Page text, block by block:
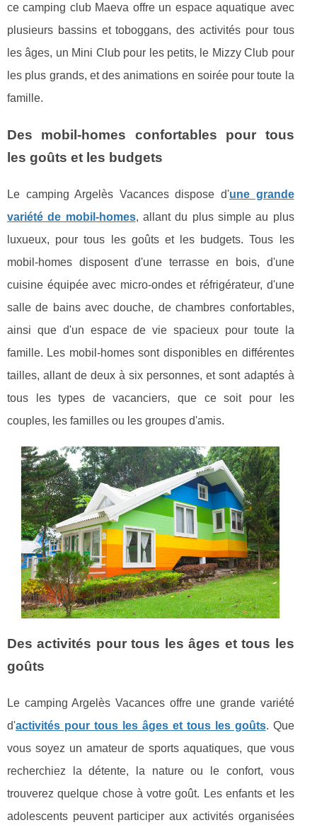
ce camping club Maeva offre un espace aquatique avec
plusieurs bassins et toboggans, des activités pour tous
les âges, un Mini Club pour les petits, le Mizzy Club pour
les plus grands, et des animations en soirée pour toute la
famille.
Des mobil-homes confortables pour tous
les goûts et les budgets
Le camping Argelès Vacances dispose d'une grande
variété de mobil-homes, allant du plus simple au plus
luxueux, pour tous les goûts et les budgets. Tous les
mobil-homes disposent d'une terrasse en bois, d'une
cuisine équipée avec micro-ondes et réfrigérateur, d'une
salle de bains avec douche, de chambres confortables,
ainsi que d'un espace de vie spacieux pour toute la
famille. Les mobil-homes sont disponibles en différentes
tailles, allant de deux à six personnes, et sont adaptés à
tous les types de vacanciers, que ce soit pour les
couples, les familles ou les groupes d'amis.
Des activités pour tous les âges et tous les
goûts
Le camping Argelès Vacances offre une grande variété
d'activités pour tous les âges et tous les goûts. Que
vous soyez un amateur de sports aquatiques, que vous
recherchiez la détente, la nature ou le confort, vous
trouverez quelque chose à votre goût. Les enfants et les
adolescents peuvent participer aux activités organisées